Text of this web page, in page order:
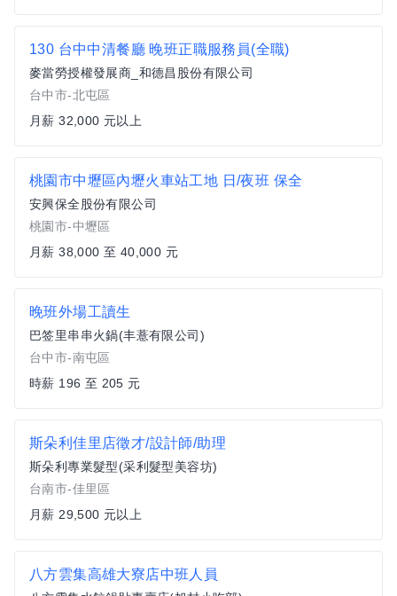
130 台中中清餐廳 晚班正職服務員(全職)
麥當勞授權發展商_和德昌股份有限公司
台中市-北屯區
月薪 32,000 元以上
桃園市中壢區內壢火車站工地 日/夜班 保全
安興保全股份有限公司
桃園市-中壢區
月薪 38,000 至 40,000 元
晚班外場工讀生
巴签里串串火鍋(丰薏有限公司)
台中市-南屯區
時薪 196 至 205 元
斯朵利佳里店徵才/設計師/助理
斯朵利專業髮型(采利髮型美容坊)
台南市-佳里區
月薪 29,500 元以上
八方雲集高雄大寮店中班人員